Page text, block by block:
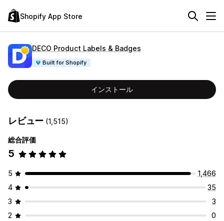
Shopify App Store
DECO Product Labels & Badges
Built for Shopify
インストール
レビュー (1,515)
総合評価
5
5
1,466
4
35
3
3
2
0